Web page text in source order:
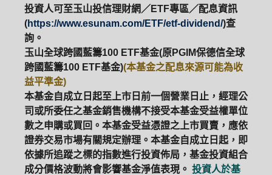
投資人可至玉山投信理財網／ETF專區／配息資訊
(https://www.esunam.com/ETF/etf-dividend/)查
詢。
玉山全球跨國藍籌100 ETF基金(原PGIM保德信全球
跨國藍籌100 ETF基金)(本基金之配息來源可能為收
益平準金)
本基金自成立日起至上市日前一個營業日止，經理公
司或所委任之基金銷售機構不接受本基金受益權單位
數之申購或買回。本基金受益憑證之上市買賣，應依
證券交易市場有關規定辦理。本基金自成立日起，即
依據所追蹤之標的指數進行投資佈局，基金投資組合
成分價格波動將會影響基金淨值表現。 投資人於基